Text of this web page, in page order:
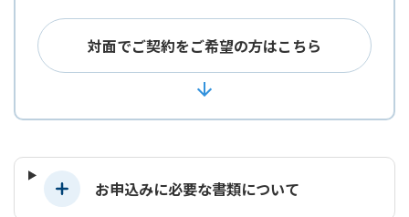
対面でご契約をご希望の方はこちら
お申込みに必要な書類について